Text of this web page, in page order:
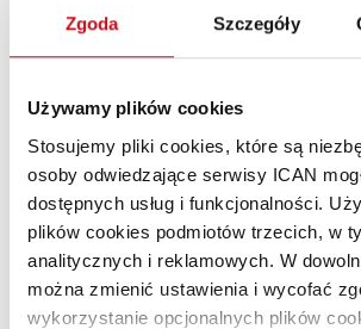
Zgoda Szczegóły
Używamy plików cookies
Stosujemy pliki cookies, które są
osoby odwiedzające serwisy ICAN
dostępnych usług i funkcjonalności.
plików cookies podmiotów trzecich, w
analitycznych i reklamowych. W
można zmienić ustawienia i wycofać
wykorzystanie opcjonalnych plików
2020–2021 za najbardziej trafne
MAŁGORZATA
DOKTOR NAUK EKONOMICZNYCH,
EKONOMICZNYCH UW I
EKONOMISTÓW POLSKICH